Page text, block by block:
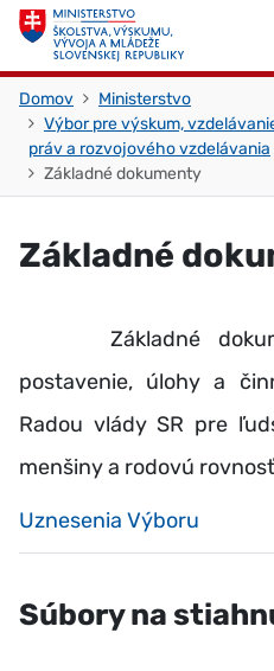
Skočiť na obsah
Domov
Ministerstvo
Výbor pre výskum,
práv a rozvojového vzdelávania
Základné dokumenty
Základné
Základné
postavenie, úlohy a
Radou vlády SR pre
menšiny a rodovú
Uznesenia Výboru
Súbory na
Skočiť na začiatok stránky